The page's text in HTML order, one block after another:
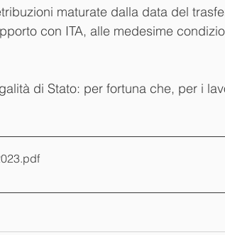
maturate dalla data del
con ITA, alle medesime
di Stato: per fortuna che, per i
.pdf